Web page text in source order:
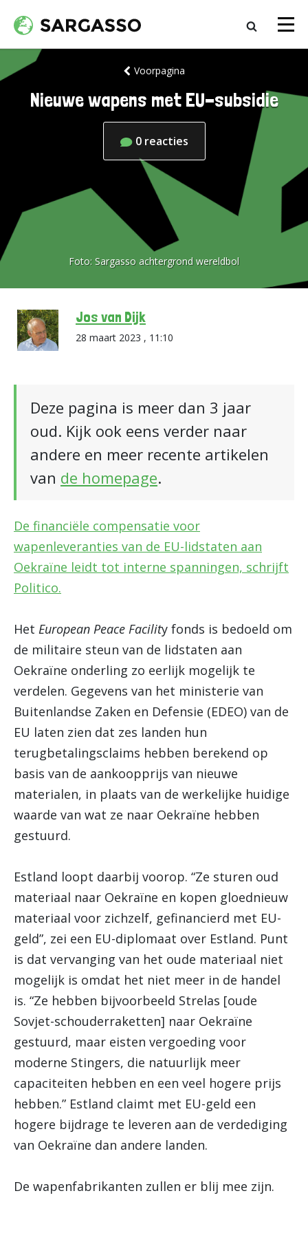
Voorpagina
Nieuwe wapens met EU-subsidie
0 reacties
Foto: Sargasso achtergrond wereldbol
Jos van Dijk
28 maart 2023 , 11:10
Deze pagina is meer dan 3 jaar
oud. Kijk ook eens verder naar
andere en meer recente artikelen
van de homepage.
De financiële compensatie voor
wapenleveranties van de EU-lidstaten aan
Oekraïne leidt tot interne spanningen, schrijft
Politico.
Het European Peace Facility fonds is bedoeld om
de militaire steun van de lidstaten aan
Oekraïne onderling zo eerlijk mogelijk te
verdelen. Gegevens van het ministerie van
Buitenlandse Zaken en Defensie (EDEO) van de
EU laten zien dat zes landen hun
terugbetalingsclaims hebben berekend op
basis van de aankoopprijs van nieuwe
materialen, in plaats van de werkelijke huidige
waarde van wat ze naar Oekraïne hebben
gestuurd.
Estland loopt daarbij voorop. “Ze sturen oud
materiaal naar Oekraïne en kopen gloednieuw
materiaal voor zichzelf, gefinancierd met EU-
geld”, zei een EU-diplomaat over Estland. Punt
is dat vervanging van het oude materiaal niet
mogelijk is omdat het niet meer in de handel
is. “Ze hebben bijvoorbeeld Strelas [oude
Sovjet-schouderraketten] naar Oekraïne
gestuurd, maar eisten vergoeding voor
moderne Stingers, die natuurlijk meer
capaciteiten hebben en een veel hogere prijs
hebben.” Estland claimt met EU-geld een
hogere bijdrage te leveren aan de verdediging
van Oekraïne dan andere landen.
De wapenfabrikanten zullen er blij mee zijn.